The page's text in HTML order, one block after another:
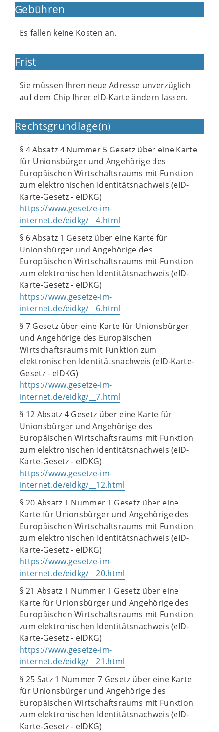
Gebühren
Es fallen keine Kosten an.
Frist
Sie müssen Ihren neue Adresse unverzüglich
auf dem Chip Ihrer eID-Karte ändern lassen.
Rechtsgrundlage(n)
§ 4 Absatz 4 Nummer 5 Gesetz über eine Karte
für Unionsbürger und Angehörige des
Europäischen Wirtschaftsraums mit Funktion
zum elektronischen Identitätsnachweis (eID-
Karte-Gesetz - eIDKG)
https://www.gesetze-im-
internet.de/eidkg/__4.html
§ 6 Absatz 1 Gesetz über eine Karte für
Unionsbürger und Angehörige des
Europäischen Wirtschaftsraums mit Funktion
zum elektronischen Identitätsnachweis (eID-
Karte-Gesetz - eIDKG)
https://www.gesetze-im-
internet.de/eidkg/__6.html
§ 7 Gesetz über eine Karte für Unionsbürger
und Angehörige des Europäischen
Wirtschaftsraums mit Funktion zum
elektronischen Identitätsnachweis (eID-Karte-
Gesetz - eIDKG)
https://www.gesetze-im-
internet.de/eidkg/__7.html
§ 12 Absatz 4 Gesetz über eine Karte für
Unionsbürger und Angehörige des
Europäischen Wirtschaftsraums mit Funktion
zum elektronischen Identitätsnachweis (eID-
Karte-Gesetz - eIDKG)
https://www.gesetze-im-
internet.de/eidkg/__12.html
§ 20 Absatz 1 Nummer 1 Gesetz über eine
Karte für Unionsbürger und Angehörige des
Europäischen Wirtschaftsraums mit Funktion
zum elektronischen Identitätsnachweis (eID-
Karte-Gesetz - eIDKG)
https://www.gesetze-im-
internet.de/eidkg/__20.html
§ 21 Absatz 1 Nummer 1 Gesetz über eine
Karte für Unionsbürger und Angehörige des
Europäischen Wirtschaftsraums mit Funktion
zum elektronischen Identitätsnachweis (eID-
Karte-Gesetz - eIDKG)
https://www.gesetze-im-
internet.de/eidkg/__21.html
§ 25 Satz 1 Nummer 7 Gesetz über eine Karte
für Unionsbürger und Angehörige des
Europäischen Wirtschaftsraums mit Funktion
zum elektronischen Identitätsnachweis (eID-
Karte-Gesetz - eIDKG)